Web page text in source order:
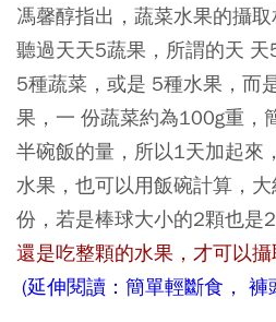
馮馨醇指出，蔬菜水果的攝
聽過天天5蔬果，所謂的天
5種蔬菜，或是 5種水果，而
果，一 份蔬菜約為100g重，
半碗飯的量，所以1天加起來
水果，也可以用飯碗計算，
份，若是棒球大小的2顆也是2
還是吃整顆的水果，才可以攝
(延伸閱讀：簡單輕斷食， 褲